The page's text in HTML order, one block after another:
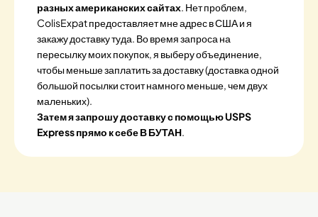
разных американских сайтах. Нет проблем,
ColisExpat предоставляет мне адрес в США и я
закажу доставку туда. Во время запроса на
пересылку моих покупок, я выберу объединение,
чтобы меньше заплатить за доставку (доставка одной
большой посылки стоит намного меньше, чем двух
маленьких).
Затем я запрошу доставку с помощью USPS
Express прямо к себе В БУТАН.